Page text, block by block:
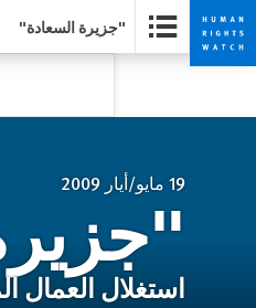
Skip
cookie
Skip
main
"جزيرة السعادة"
19 مايو/أيار 2009
استغلال العمال